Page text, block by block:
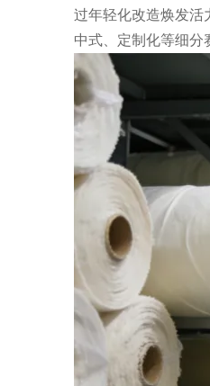
过年轻化改造焕发活
中式、定制化等细分